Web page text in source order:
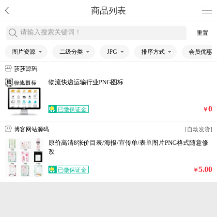
商品列表
请输入搜索关键词！ 重置
图片资源 二级分类 JPG 排序方式 会员优惠
莎莎源码
物流快递运输行业PNG图标
已缴保证金 ￥0
博客网站源码 [自动发货]
原价高清8张价目表/海报/宣传单/表单图片PNG格式随意修
改
已缴保证金 ￥5.00